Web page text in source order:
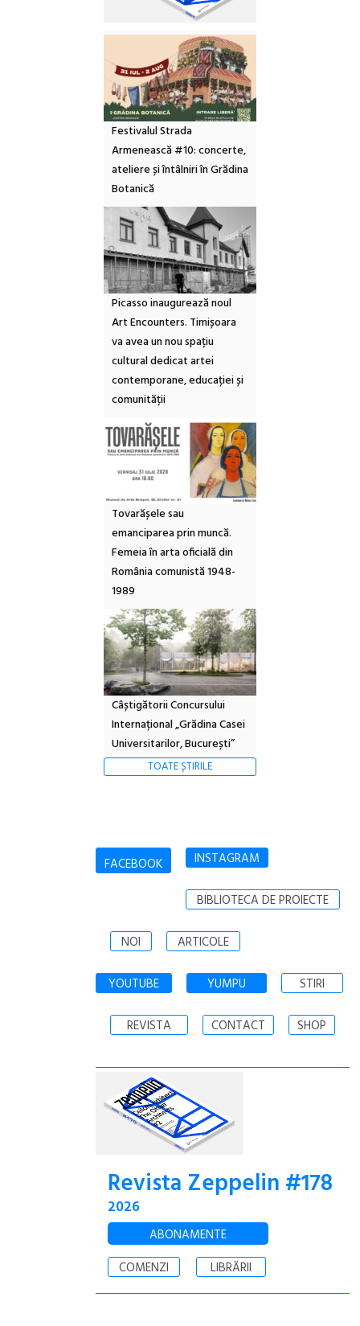
Festivalul Strada
Armenească #10: concerte,
ateliere și întâlniri în Grădina
Botanică
Picasso inaugurează noul
Art Encounters. Timișoara
va avea un nou spațiu
cultural dedicat artei
contemporane, educației și
comunității
Tovarășele sau
emanciparea prin muncă.
Femeia în arta oficială din
România comunistă 1948-
1989
Câștigătorii Concursului
Internațional „Grădina Casei
Universitarilor, București”
TOATE ȘTIRILE
FACEBOOK INSTAGRAM
BIBLIOTECA DE PROIECTE
NOI ARTICOLE
YOUTUBE YUMPU STIRI
REVISTA CONTACT SHOP
Revista Zeppelin #178
2026
ABONAMENTE
COMENZI
LIBRĂRII